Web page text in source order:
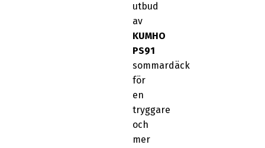
utbud
av
KUMHO
PS91
sommardäck
för
en
tryggare
och
mer